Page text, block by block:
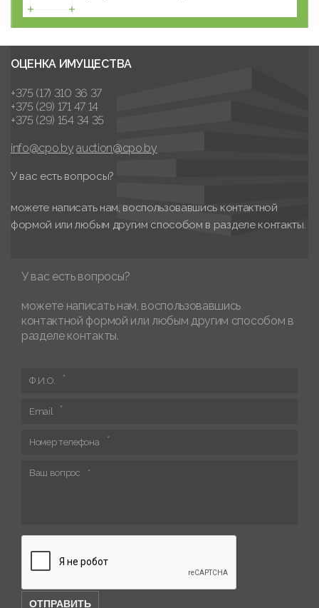
ОЦЕНКА ИМУЩЕСТВА
+375 (17) 310 36 37
+375 (29) 171 47 14
+375 (29) 154 34 35
info@cpo.by auction@cpo.by
У вас есть вопросы?
можете написать нам, воспользовавшись контактной
формой или любым другим способом в разделе контакты.
У вас есть вопросы?
можете написать нам, воспользовавшись
контактной формой или любым другим способом в
разделе контакты.
Ф.И.О.
Email
Номер телефона
Ваш вопрос